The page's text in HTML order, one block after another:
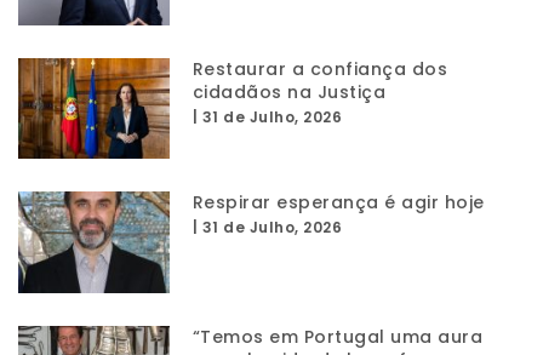
Restaurar a confiança dos
cidadãos na Justiça
31 de Julho, 2026
Respirar esperança é agir hoje
31 de Julho, 2026
“Temos em Portugal uma aura